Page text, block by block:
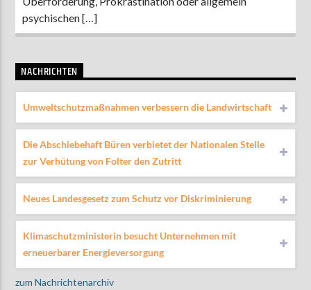
psychischen […]
NACHRICHTEN
Umweltschutzmaßnahmen verbessern die Landwirtschaft
Die Abschiebehaft Büren verbietet der Nationalen Stelle
zur Verhütung von Folter den Zutritt
Neues Landesgesetz zum Schutz vor Diskriminierung
Klimaschutzministerin besucht Unternehmen mit
erneuerbarer Energieversorgung
zum Nachrichtenarchiv